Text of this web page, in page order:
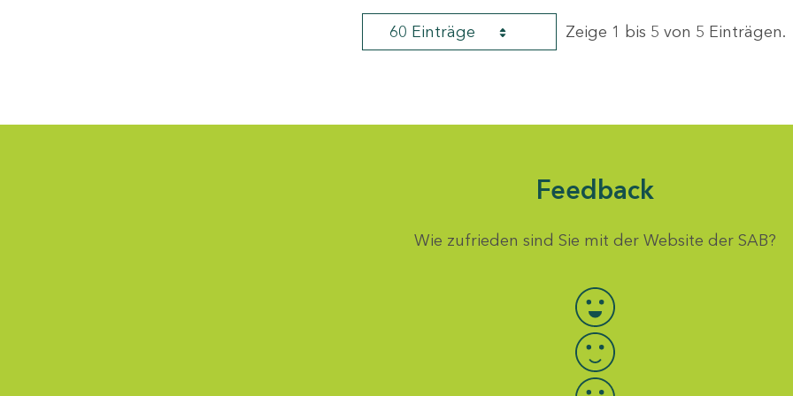
60 Einträge Zeige 1 bis 5 von 5 Einträgen.
Feedback
Wie zufrieden sind Sie mit der Website der SAB?
Bewertung auswählen